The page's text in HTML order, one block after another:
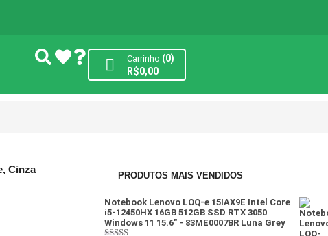
Carrinho (0)
R$0,00
Cinza
PRODUTOS MAIS VENDIDOS
Notebook Lenovo LOQ-e 15IAX9E Intel Core
i5-12450HX 16GB 512GB SSD RTX 3050
Windows 11 15.6" - 83ME0007BR Luna Grey